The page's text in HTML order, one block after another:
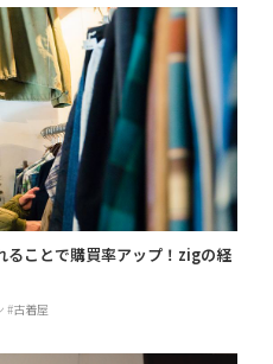
ることで購買率アップ！zigの経
古着屋